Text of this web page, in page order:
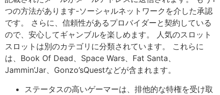
つの方法があります-ソーシャルネットワークを介した承認
です。 さらに、信頼性があるプロバイダーと契約している
ので、安心してギャンブルを楽しめます。 人気のスロット
スロットは別のカテゴリに分類されています。 これらに
は、Book Of Dead、Space Wars、Fat Santa、
Jammin’Jar、Gonzo’sQuestなどが含まれます。
ステータスの高いゲーマーは、排他的な特権を受け取